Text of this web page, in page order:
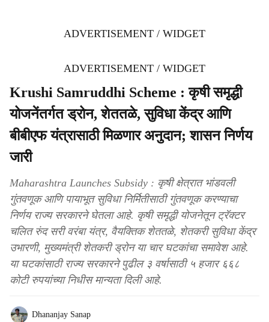
ADVERTISEMENT / WIDGET
ADVERTISEMENT / WIDGET
Krushi Samruddhi Scheme : कृषी समृद्धी
योजनेंतर्गत ड्रोन, शेततळे, सुविधा केंद्र आणि
बीबीएफ यंत्रासाठी मिळणार अनुदान; शासन निर्णय
जारी
Maharashtra Launches Subsidy : कृषी क्षेत्रात भांडवली
गुंतवणूक आणि पायाभूत सुविधा निर्मितीसाठी गुंतवणूक करण्याचा
निर्णय राज्य सरकारने घेतला आहे. कृषी समृद्धी योजनेतून ट्रॅक्टर
चलित रुंद सरी वरंबा यंत्र, वैयक्तिक शेततळे, शेतकरी सुविधा केंद्र
उभारणी, मुख्यमंत्री शेतकरी ड्रोन या चार घटकांचा समावेश आहे.
या घटकांसाठी राज्य सरकारने पुढील ३ वर्षासाठी ५ हजार ६६८
कोटी रुपयांच्या निधीस मान्यता दिली आहे.
Dhananjay Sanap